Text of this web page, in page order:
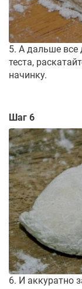
5. А дальше все
теста,
начинку.
Шаг 6
6. И аккуратно